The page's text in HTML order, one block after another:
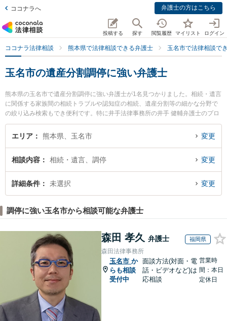
ココナラへ 弁護士の方はこちら
投稿する 探す 閲覧履歴 マイリスト ログイン
ココナラ法律相談 熊本県で法律相談できる弁護士 玉名市で法律相談で
玉名市の遺産分割調停に強い弁護士
熊本県の玉名市で遺産分割調停に強い弁護士が1名見つかりました。相続・遺言
に関係する家族間の相続トラブルや認知症の相続、遺産分割等の細かな分野で
の絞り込み検索もでき便利です。特に井手法律事務所の井手 健輔弁護士のプロ
フィール情報や弁護士費用、強みなどが注目されています。『玉名市で土日や
夜間に発生した遺産分割調停のトラブルを今すぐに弁護士に相談したい』『遺
などでお困りの相談者さんにおすすめです。
エリア 熊本県、玉名市 変更
相談内容 相続・遺言、調停 変更
詳細条件 未選択 変更
調停に強い玉名市から相談可能な弁護士
森田 孝久 弁護士 福岡県
森田法律事務所
玉名市 か
らも相談
受付中
面談方法(対面・電
話・ビデオなど)は
応相談
営業時
間：本日
定休日